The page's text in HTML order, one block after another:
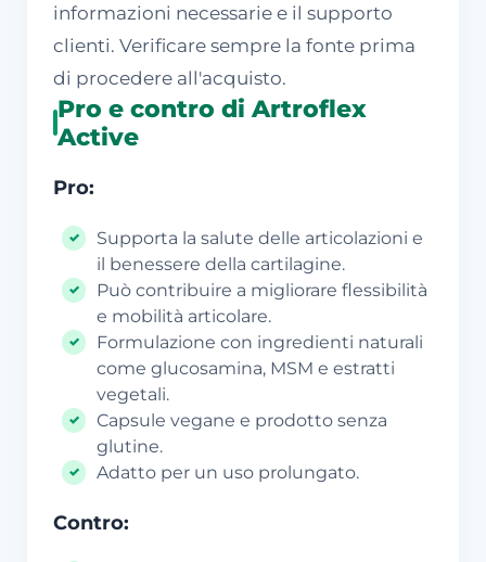
informazioni necessarie e il supporto
clienti. Verificare sempre la fonte prima
di procedere all'acquisto.
Pro e contro di Artroflex
Active
Pro:
Supporta la salute delle articolazioni e
il benessere della cartilagine.
Può contribuire a migliorare flessibilità
e mobilità articolare.
Formulazione con ingredienti naturali
come glucosamina, MSM e estratti
vegetali.
Capsule vegane e prodotto senza
glutine.
Adatto per un uso prolungato.
Contro: